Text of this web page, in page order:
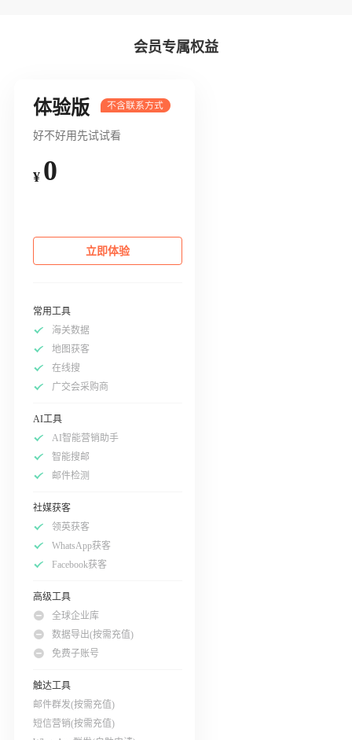
会员专属权益
体验版
好不好用先试试看
¥ 0
立即体验
常用工具
海关数据
地图获客
在线搜
广交会采购商
AI工具
AI智能营销助手
智能搜邮
邮件检测
社媒获客
领英获客
WhatsApp获客
Facebook获客
高级工具
全球企业库
数据导出(按需充值)
免费子账号
触达工具
邮件群发(按需充值)
短信营销(按需充值)